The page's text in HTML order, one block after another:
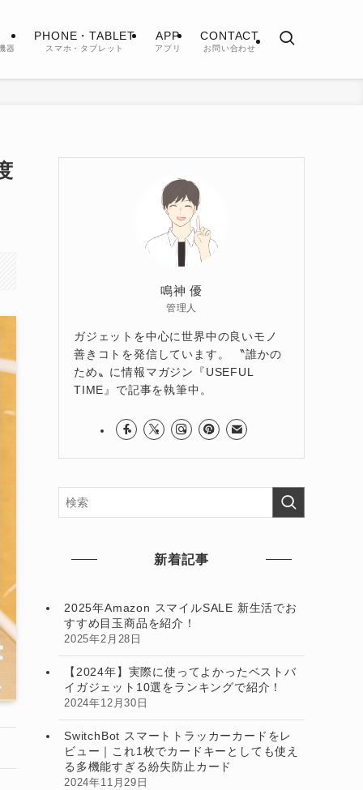
器
PHONE・TABLET
スマホ・タブレット
APP
アプリ
CONTACT
お問い合わせ
鳴神 優
管理人
ガジェットを中心に世界中の良いモノ
善きコトを発信しています。 〝誰かの
ため〟に情報マガジン『USEFUL
TIME』で記事を執筆中。
新着記事
2025年Amazon スマイルSALE 新生活でお
すすめ目玉商品を紹介！
2025年2月28日
【2024年】実際に使ってよかったベストバ
イガジェット10選をランキングで紹介！
2024年12月30日
SwitchBot スマートトラッカーカードをレ
ビュー｜これ1枚でカードキーとしても使え
る多機能すぎる紛失防止カード
2024年11月29日